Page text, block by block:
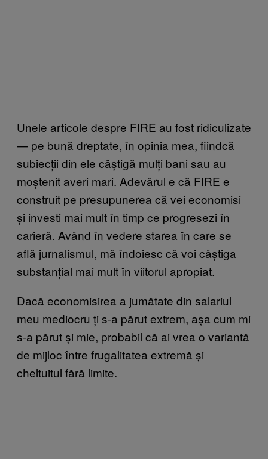
Unele articole despre FIRE au fost ridiculizate
— pe bună dreptate, în opinia mea, fiindcă
subiecții din ele câștigă mulți bani sau au
moștenit averi mari. Adevărul e că FIRE e
construit pe presupunerea că vei economisi
și investi mai mult în timp ce progresezi în
carieră. Având în vedere starea în care se
află jurnalismul, mă îndoiesc că voi câștiga
substanțial mai mult în viitorul apropiat.
Dacă economisirea a jumătate din salariul
meu mediocru ți s-a părut extrem, așa cum mi
s-a părut și mie, probabil că ai vrea o variantă
de mijloc între frugalitatea extremă și
cheltuitul fără limite.